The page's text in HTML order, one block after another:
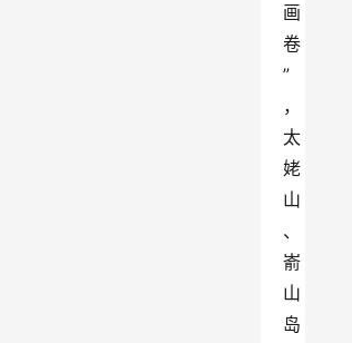
画
卷
”
，
太
姥
山
、
嵛
山
岛